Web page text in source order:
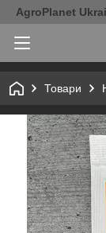
AgroPlanet
Товари